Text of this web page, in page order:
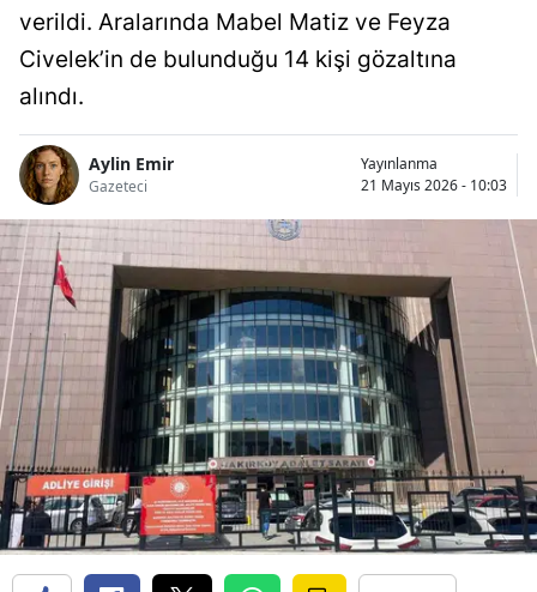
verildi. Aralarında Mabel Matiz ve Feyza
Civelek’in de bulunduğu 14 kişi gözaltına
alındı.
Aylin Emir
Gazeteci
Yayınlanma
21 Mayıs 2026 - 10:03